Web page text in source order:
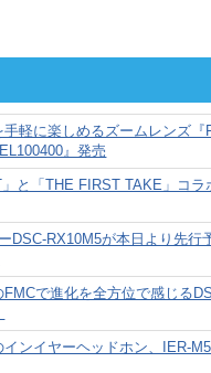
軽に楽しめるズームレンズ『
』発売
と「THE FIRST TAKE」コラ
DSC-RX10M5が本日より先行
で進化を全方位で感じる
ンイヤーヘッドホン、IER-